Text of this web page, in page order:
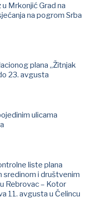
Mrkonjić Grad na
na pogrom Srba
plana „Žitnjak
23. avgusta
ulicama
liste plana
sredinom i društvenim
Rebrovac – Kotor
11. avgusta u Čelincu